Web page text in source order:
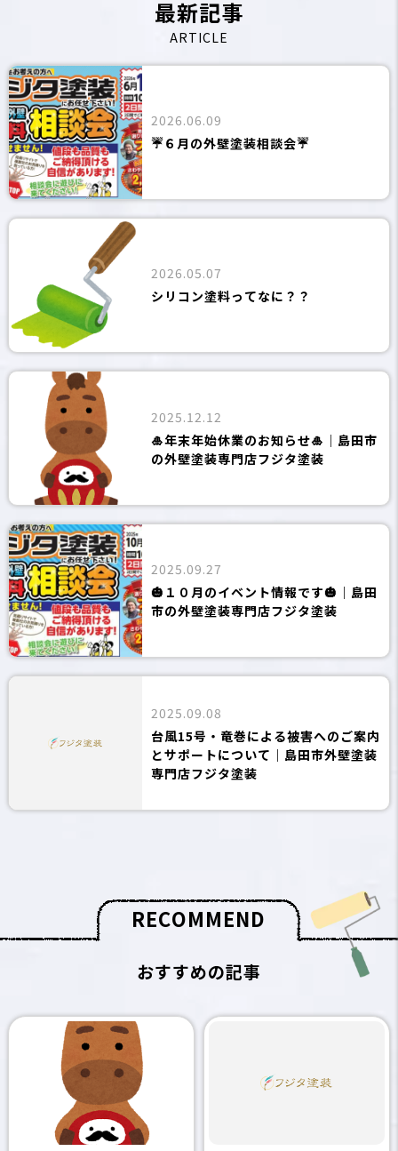
最新記事
ARTICLE
2026.06.09
☔６月の外壁塗装相談会☔
2026.05.07
シリコン塗料ってなに？？
2025.12.12
🎍年末年始休業のお知らせ🎍｜島田市
の外壁塗装専門店フジタ塗装
2025.09.27
🎃１０月のイベント情報です🎃｜島田
市の外壁塗装専門店フジタ塗装
2025.09.08
台風15号・竜巻による被害へのご案内
とサポートについて｜島田市外壁塗装
専門店フジタ塗装
RECOMMEND
おすすめの記事